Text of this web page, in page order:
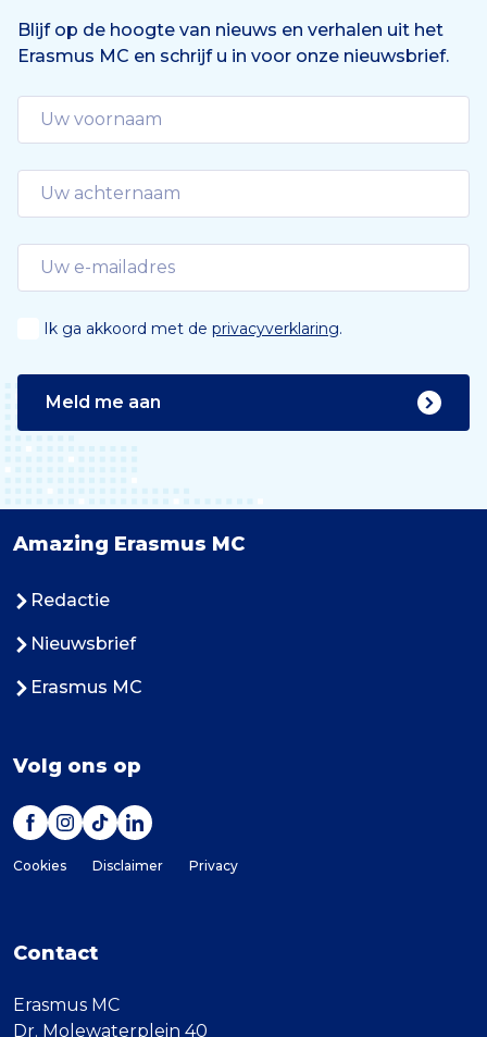
Blijf op de hoogte van nieuws en verhalen uit het
Erasmus MC en schrijf u in voor onze nieuwsbrief.
Ik ga akkoord met de privacyverklaring.
Meld me aan
Amazing Erasmus MC
Redactie
Nieuwsbrief
Erasmus MC
Volg ons op
Cookies Disclaimer Privacy
Contact
Erasmus MC
Dr. Molewaterplein 40